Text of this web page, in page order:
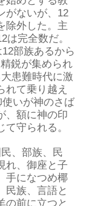
がないが、 12
除外した。 主
は完全数だ。
部族あるから
鋭が集められ
患難時代に激
れて乗り越え
いが神のさば
、額に神の印
て守られる。
、部族、民
れ、御座と子
手になつめ椰
民族、言語と
の前に立つと